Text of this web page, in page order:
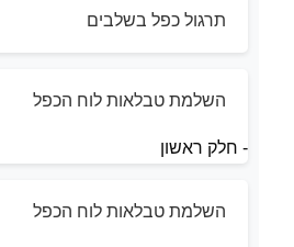
תרגול כפל בשלבים
השלמת טבלאות לוח הכפל
- חלק ראשון
השלמת טבלאות לוח הכפל